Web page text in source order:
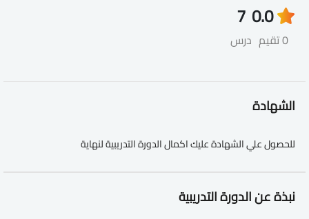
0.0
0 تقيم
7
درس
الشهادة
للحصول علي الشهادة عليك اكمال الدورة التدريبية لنهاية
نبذة عن الدورة التدريبية